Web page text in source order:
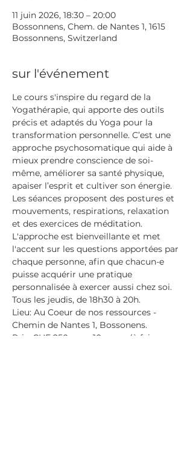
11 juin 2026, 18:30 – 20:00
Bossonnens, Chem. de Nantes 1, 1615
Bossonnens, Switzerland
sur l'événement
Le cours s'inspire du regard de la
Yogathérapie, qui apporte des outils
précis et adaptés du Yoga pour la
transformation personnelle. C’est une
approche psychosomatique qui aide à
mieux prendre conscience de soi-
même, améliorer sa santé physique,
apaiser l’esprit et cultiver son énergie.
Les séances proposent des postures et
mouvements, respirations, relaxation
et des exercices de méditation.
L'approche est bienveillante et met
l'accent sur les questions apportées par
chaque personne, afin que chacun-e
puisse acquérir une pratique
personnalisée à exercer aussi chez soi.
Tous les jeudis, de 18h30 à 20h.
Lieu: Au Coeur de nos ressources -
Chemin de Nantes 1, Bossonens.
Prix: CHF 250 pour 10 cours (à faire